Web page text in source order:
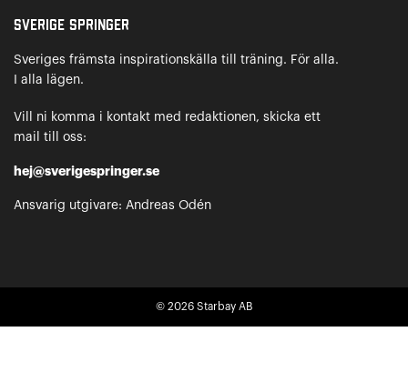
Sverige Springer
Sveriges främsta inspirationskälla till träning. För alla.
I alla lägen.
Vill ni komma i kontakt med redaktionen, skicka ett
mail till oss:
hej@sverigespringer.se
Ansvarig utgivare: Andreas Odén
© 2026 Starbay AB